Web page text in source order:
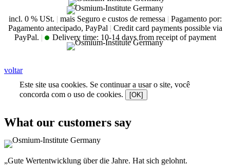
incl. 0 % USt. | mais Seguro e custos de remessa | Pagamento por:
Pagamento antecipado, PayPal | Credit card payments possible via
PayPal. | Delivery time: 10-14 days from receipt of payment
voltar
Este site usa cookies. Se continuar a usar o site, você
concorda com o uso de cookies.
[OK]
What our customers say
„Gute Wertentwicklung über die Jahre. Hat sich gelohnt.